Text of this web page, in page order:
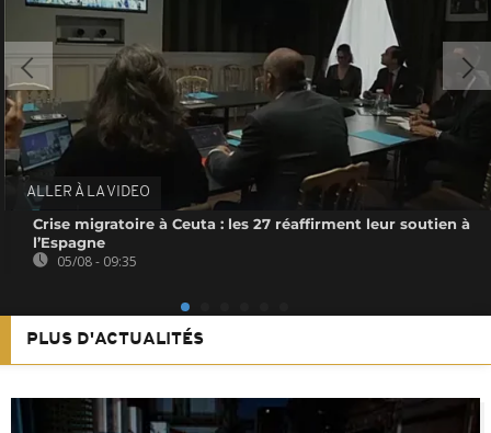
ALLER À LA VIDEO
Crise migratoire à Ceuta : les 27 réaffirment leur soutien à
l’Espagne
05/08 - 09:35
PLUS D'ACTUALITÉS